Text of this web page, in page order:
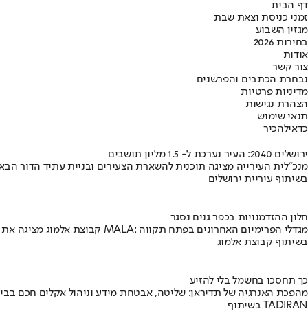
דף הבית
זמני כניסת וצאת שבת
מגזין השבוע
בחירות 2026
אודות
צור קשר
נבחרת הכתבים והפרשנים
מדיניות פרטיות
הצהרת נגישות
תנאי שימוש
כדאילהכיר
ירושלים 2040: העיר נערכת ל- 1.5 מליון תושבים
מנכ"לית העירייה מציגה תוכנית להשארת הצעירים ובניית עתיד הדור
בשיתוף עיריית ירושלים
חלון ההזדמנויות בכפר גנים נסגר
קבוצת אלמוג מציגה את פרויקט MALA: מגדלי הפרימיום האחרונים בפתח תקווה
בשיתוף קבוצת אלמוג
כך תחסכו בחשמל בלי להזיע
מהפכת האנרגיה של תדיראן: שליטה, אבטחת מידע וניהול אקלים חכם
בשיתוף TADIRAN